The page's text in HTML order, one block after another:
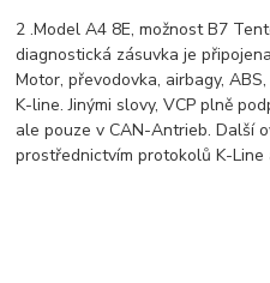
2 .Model A4 8E, možnost B7
diagnostická zásuvka je
Motor, převodovka, airbagy,
K-line. Jinými slovy, VCP plně
ale pouze v CAN-Antrieb. Další
prostřednictvím protokolů K-Line